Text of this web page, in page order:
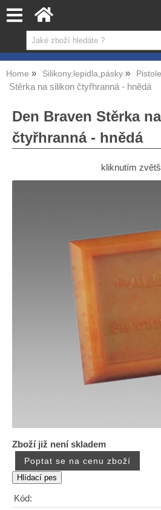
Home Silikony,lepidla,pásky
Stěrka na silikon čtyřhranná - hnědá
Den Braven Stěrka
čtyřhranná - hnědá
kliknutím
Zboží již není skladem
Kód: